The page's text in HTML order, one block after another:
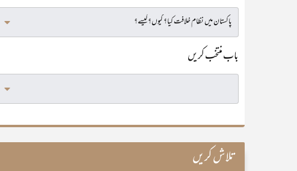
باب منتخب کریں
تلاش کریں